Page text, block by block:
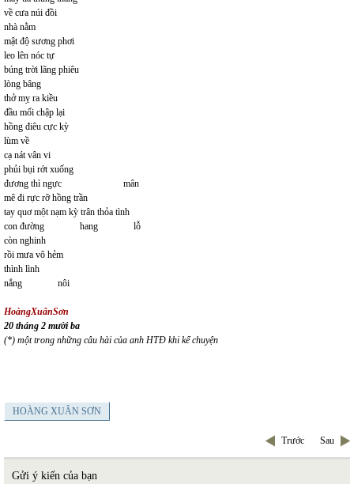
về cưa núi đồi
nhà nằm
mật độ sương phơi
leo lên nóc tự
búng trời lãng phiêu
lòng bâng
thở mỵ ra kiều
đầu mối chập lại
hồng điêu cực kỳ
lùm về
cạ nát vân vi
phủi bụi rớt xuống
đương thì ngực mân
mê đi rực rỡ hồng trần
tay quơ một nạm kỳ trân thỏa tình
con đường hang lỗ
còn nghinh
rồi mưa vô hẻm
thình lình
nắng nôi
HoàngXuânSơn
20 tháng 2 mười ba
(*) một trong những câu hài của anh HTĐ khi kể chuyện
HOÀNG XUÂN SƠN
Trước Sau
Gửi ý kiến của bạn